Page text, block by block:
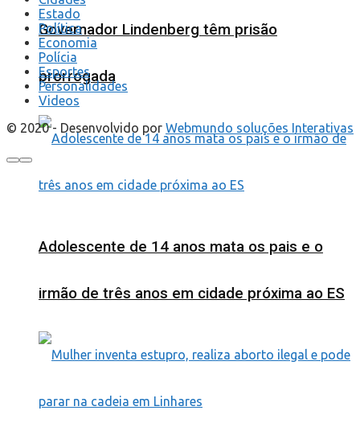
Governador Lindenberg têm prisão
prorrogada
Adolescente de 14 anos mata os pais e o
irmão de três anos em cidade próxima ao ES
Estado
Política
Economia
Polícia
Esportes
Personalidades
Videos
© 2020 - Desenvolvido por Webmundo soluções Interativas